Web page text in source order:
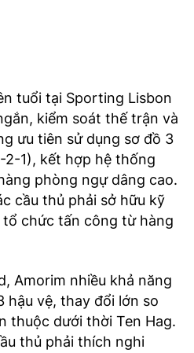
tuổi tại Sporting Lisbon
kiểm soát thế trận và
ưu tiên sử dụng sơ đồ 3
1), kết hợp hệ thống
phòng ngự dâng cao.
cầu thủ phải sở hữu kỹ
chức tấn công từ hàng
Amorim nhiều khả năng
hậu vệ, thay đổi lớn so
thuộc dưới thời Ten Hag.
thủ phải thích nghi